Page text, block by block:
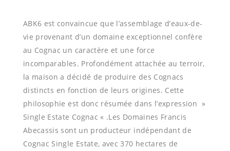
ABK6 est convaincue que l’assemblage d’eaux-de-
vie provenant d’un domaine exceptionnel confère
au Cognac un caractère et une force
incomparables. Profondément attachée au terroir,
la maison a décidé de produire des Cognacs
distincts en fonction de leurs origines. Cette
philosophie est donc résumée dans l’expression »
Single Estate Cognac « .Les Domaines Francis
Abecassis sont un producteur indépendant de
Cognac Single Estate, avec 370 hectares de